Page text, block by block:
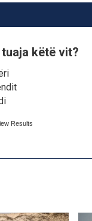
këtë vit?
Results